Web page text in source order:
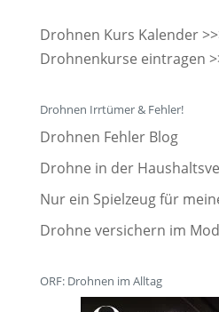
Drohnen Kurs Kalender
Drohnenkurse eintragen
Drohnen Irrtümer & Fehler!
Drohnen Fehler Blog
Drohne in der
Nur ein Spielzeug für
Drohne versichern im
ORF: Drohnen im Alltag